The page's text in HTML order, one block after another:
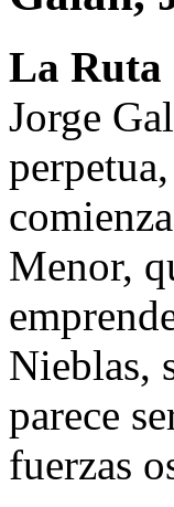
La Ruta
Jorge
Menor,
Nieblas,
parece
fuerzas